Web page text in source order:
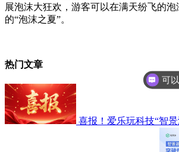
展泡沫大狂欢，游客可以在满天纷飞的
的“泡沫之夏”。
热门文章
喜报！爱乐玩科技“智